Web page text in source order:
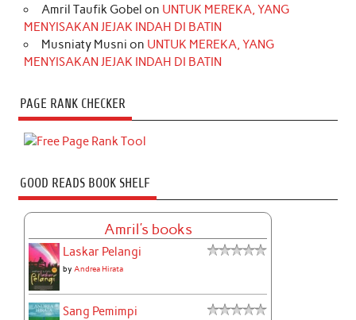
Amril Taufik Gobel on UNTUK MEREKA, YANG
MENYISAKAN JEJAK INDAH DI BATIN
Musniaty Musni on UNTUK MEREKA, YANG
MENYISAKAN JEJAK INDAH DI BATIN
PAGE RANK CHECKER
GOOD READS BOOK SHELF
Amril's books
Laskar Pelangi
byAndrea Hirata
Sang Pemimpi